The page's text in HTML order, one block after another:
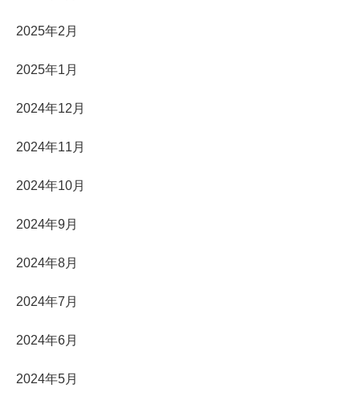
2025年2月
2025年1月
2024年12月
2024年11月
2024年10月
2024年9月
2024年8月
2024年7月
2024年6月
2024年5月